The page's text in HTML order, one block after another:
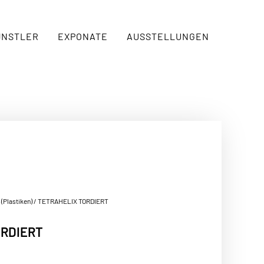
EXPONATE AUSSTELLUNGEN
(Plastiken)/ TETRAHELIX TORDIERT